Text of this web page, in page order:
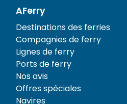
AFerry
Destinations des ferries
Compagnies de ferry
Lignes de ferry
Ports de ferry
Nos avis
Offres spéciales
Navires